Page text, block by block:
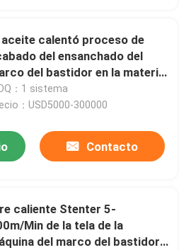
aceite calentó proceso de
del ensanchado del
del bastidor en la materia
5 - 100m/Min
：1 sistema
：USD5000-300000
Contacto
caliente Stenter 5-
Min de la tela de la
del marco del bastidor